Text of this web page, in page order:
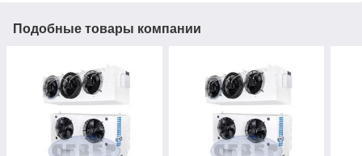
Подобные товары компании